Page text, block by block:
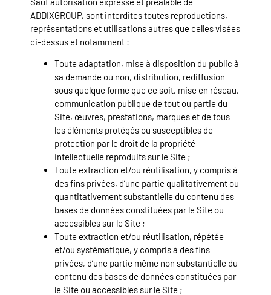
ADDIXGROUP, sont interdites toutes reproductions,
représentations et utilisations autres que celles visées
ci-dessus et notamment :
Toute adaptation, mise à disposition du public à
sa demande ou non, distribution, rediffusion
sous quelque forme que ce soit, mise en réseau,
communication publique de tout ou partie du
Site, œuvres, prestations, marques et de tous
les éléments protégés ou susceptibles de
protection par le droit de la propriété
intellectuelle reproduits sur le Site ;
Toute extraction et/ou réutilisation, y compris à
des fins privées, d’une partie qualitativement ou
quantitativement substantielle du contenu des
bases de données constituées par le Site ou
accessibles sur le Site ;
Toute extraction et/ou réutilisation, répétée
et/ou systématique, y compris à des fins
privées, d’une partie même non substantielle du
contenu des bases de données constituées par
le Site ou accessibles sur le Site ;